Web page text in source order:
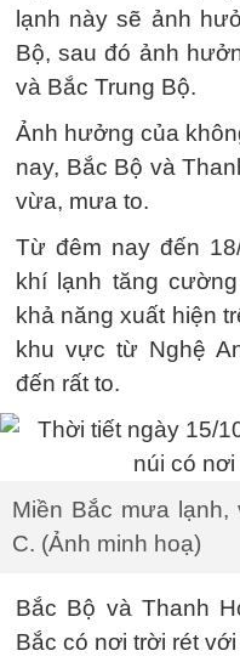
lạnh này sẽ ảnh
Bộ, sau đó ảnh
và Bắc Trung Bộ.
Ảnh hưởng của
nay, Bắc Bộ và
vừa, mưa to.
Từ đêm nay đến
khí lạnh tăng
khả năng xuất hiện
khu vực từ Nghệ
đến rất to.
Miền Bắc mưa
C. (Ảnh minh hoạ)
Bắc Bộ và Thanh
Bắc có nơi trời rét